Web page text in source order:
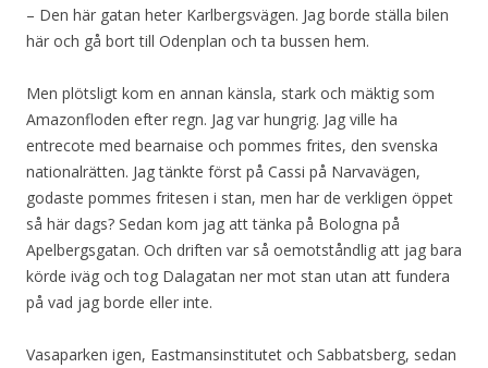
– Den här gatan heter Karlbergsvägen. Jag borde ställa bilen
här och gå bort till Odenplan och ta bussen hem.
Men plötsligt kom en annan känsla, stark och mäktig som
Amazonfloden efter regn. Jag var hungrig. Jag ville ha
entrecote med bearnaise och pommes frites, den svenska
nationalrätten. Jag tänkte först på Cassi på Narvavägen,
godaste pommes fritesen i stan, men har de verkligen öppet
så här dags? Sedan kom jag att tänka på Bologna på
Apelbergsgatan. Och driften var så oemotståndlig att jag bara
körde iväg och tog Dalagatan ner mot stan utan att fundera
på vad jag borde eller inte.
Vasaparken igen, Eastmansinstitutet och Sabbatsberg, sedan